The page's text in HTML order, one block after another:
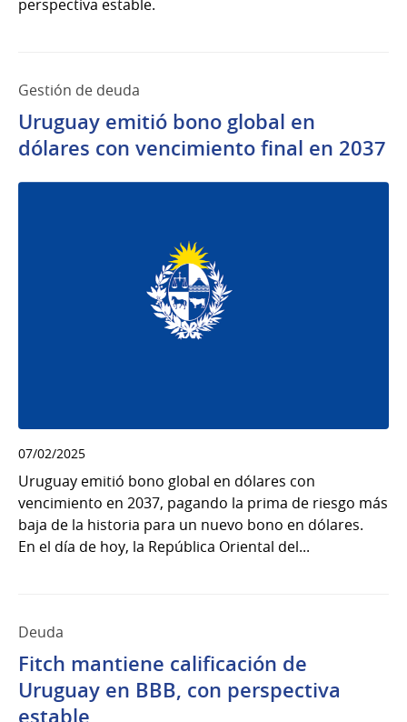
perspectiva estable.
Gestión de deuda
Uruguay emitió bono global en
dólares con vencimiento final en 2037
07/02/2025
Uruguay emitió bono global en dólares con
vencimiento en 2037, pagando la prima de riesgo más
baja de la historia para un nuevo bono en dólares.
En el día de hoy, la República Oriental del...
Deuda
Fitch mantiene calificación de
Uruguay en BBB, con perspectiva